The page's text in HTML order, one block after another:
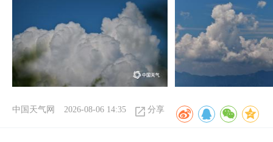
中国天气网 2026-08-06 14:35 分享